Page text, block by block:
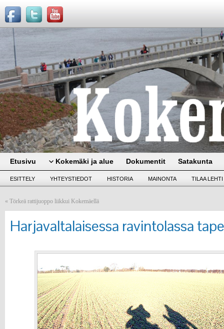
Etusivu Kokemäki ja alue Dokumentit Satakunta
ESITTELY YHTEYSTIEDOT HISTORIA MAINONTA TILAA LEHTI
« Törkeä rattijuoppo liikkui Kokemäellä
Harjavaltalaisessa ravintolassa